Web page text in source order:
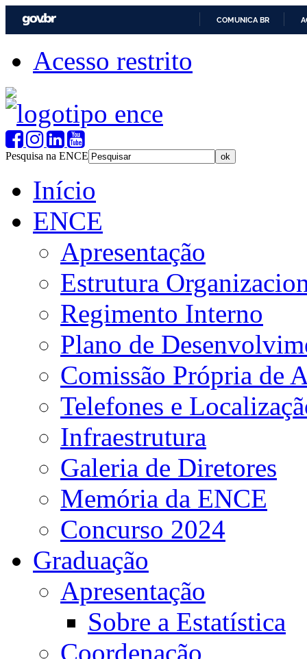
COMUNICA BR
Acesso restrito
Pesquisa na ENCE
Início
ENCE
Apresentação
Estrutura
Regimento Interno
Plano de
Comissão Própria de
Telefones e
Infraestrutura
Galeria de Diretores
Memória da ENCE
Concurso 2024
Graduação
Apresentação
Sobre a Estatística
Coordenação